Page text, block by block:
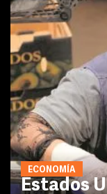
ECONOMÍA
Estados